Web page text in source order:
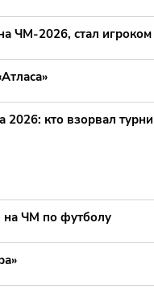
ЧМ-2026, стал
кто взорвал
на ЧМ по футболу